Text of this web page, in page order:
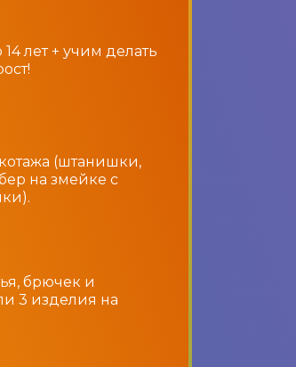
лет + учим делать
(штанишки,
на змейке с
брючек и
3 изделия на